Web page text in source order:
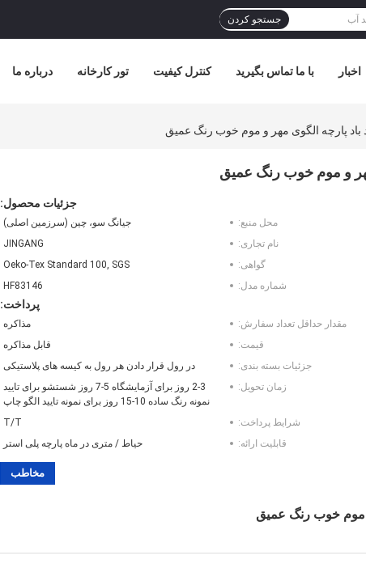
جستجو کردن
درباره ما تور کارخانه کنترل کیفیت با ما تماس بگیرید اخبار
جزئیات محصول:
محل منبع:
جیانگ سو، چین (سرزمین اصلی)
نام تجاری:
JINGANG
گواهی:
Oeko-Tex Standard 100, SGS
شماره مدل:
HF83146
پرداخت:
مقدار حداقل تعداد سفارش:
مذاکره
قیمت:
قابل مذاکره
جزئیات بسته بندی:
در رول قرار دادن هر رول به کیسه های پلاستیکی
زمان تحویل:
2-3 روز برای آزمایشگاه 5-7 روز شستشو برای تایید
نمونه رنگ ساده 10-15 روز برای نمونه تایید الگو چاپ
شرایط پرداخت:
T/T
قابلیت ارائه:
حیاط / متری در ماه پارچه پلی استر
مخاطب